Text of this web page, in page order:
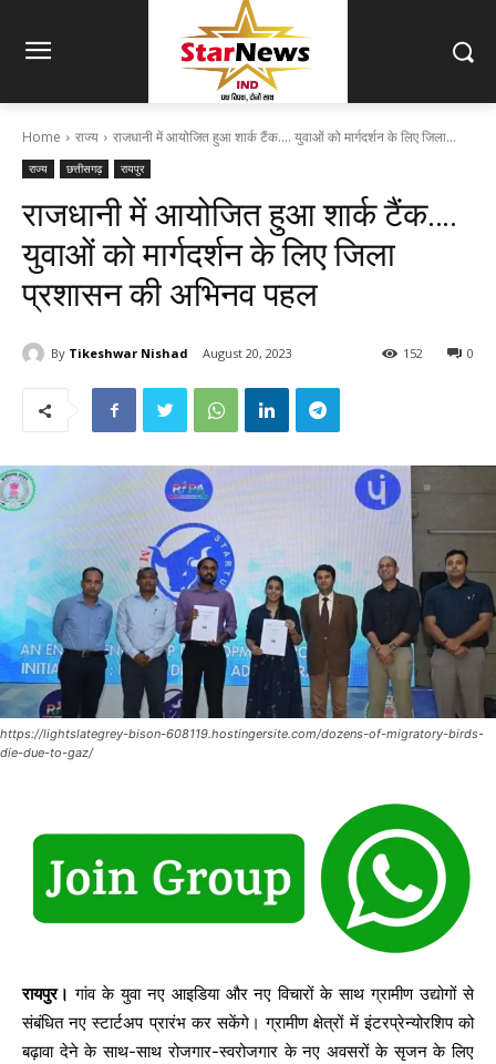
Home राज्य राजधानी में आयोजित हुआ शार्क टैंक.... युवाओं को मार्गदर्शन के लिए जिला...
राज्य छत्तीसगढ़ रायपुर
राजधानी में आयोजित हुआ शार्क टैंक….
युवाओं को मार्गदर्शन के लिए जिला
प्रशासन की अभिनव पहल
By Tikeshwar Nishad August 20, 2023 0
152
https://lightslategrey-bison-608119.hostingersite.com/dozens-of-migratory-birds-
die-due-to-gaz/
रायपुर। गांव के युवा नए आइडिया और नए विचारों के साथ ग्रामीण उद्योगों से
संबंधित नए स्टार्टअप प्रारंभ कर सकेंगे। ग्रामीण क्षेत्रों में इंटरप्रेन्योरशिप को
बढ़ावा देने के साथ-साथ रोजगार-स्वरोजगार के नए अवसरों के सृजन के लिए